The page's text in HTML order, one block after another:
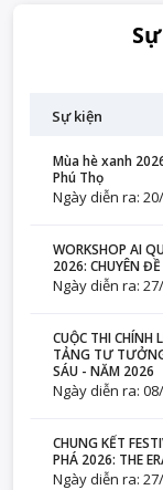
Sự kiện
Mùa hè xanh
Phú Thọ
Ngày diễn ra:
WORKSHOP AI
2026: CHUYÊN
Ngày diễn ra:
CUỘC THI CHÍNH
TẢNG TƯ
SÁU - NĂM 2026
Ngày diễn ra:
CHUNG KẾT
PHÁ 2026: THE
Ngày diễn ra: